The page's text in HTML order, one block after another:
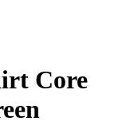
Core